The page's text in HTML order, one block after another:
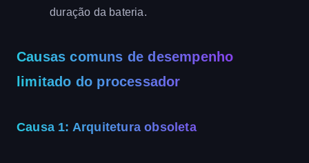
duração da bateria.
Causas comuns de desempenho
limitado do processador
Causa 1: Arquitetura obsoleta